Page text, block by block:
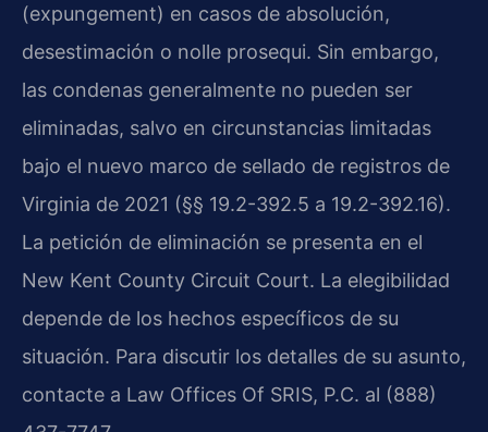
(expungement) en casos de absolución,
desestimación o nolle prosequi. Sin embargo,
las condenas generalmente no pueden ser
eliminadas, salvo en circunstancias limitadas
bajo el nuevo marco de sellado de registros de
Virginia de 2021 (§§ 19.2-392.5 a 19.2-392.16).
La petición de eliminación se presenta en el
New Kent County Circuit Court. La elegibilidad
depende de los hechos específicos de su
situación. Para discutir los detalles de su asunto,
contacte a Law Offices Of SRIS, P.C. al (888)